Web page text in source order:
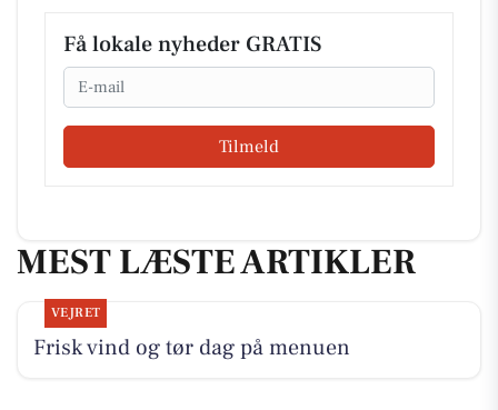
Få lokale nyheder GRATIS
Email
Tilmeld
MEST LÆSTE ARTIKLER
VEJRET
Frisk vind og tør dag på menuen